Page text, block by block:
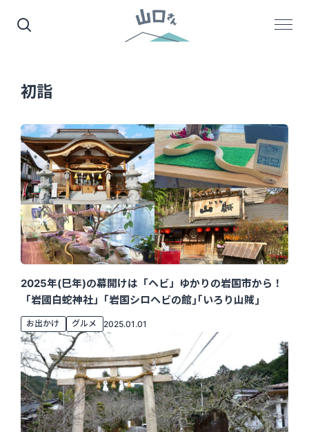
初詣
2025年(巳年)の幕開けは「ヘビ」ゆかりの岩国市から！
「岩國白蛇神社」｢岩国シロヘビの館｣｢いろり山賊｣
お出かけ グルメ 2025.01.01